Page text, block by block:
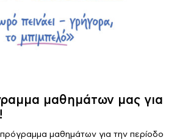
μαθημάτων μας για
μαθημάτων για την περίοδο